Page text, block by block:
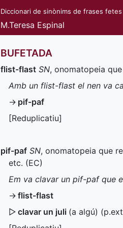
Diccionari de sinònims de frases fetes
M.Teresa Espinal
BUFETADA
flist-flast SN, onomatopeia
Amb un flist-flast el nen va
→ pif-paf
[Reduplicatiu]
pif-paf SN, onomatopeia que
etc. (EC)
Em va clavar un pif-paf que
→ flist-flast
▷ clavar un juli (a algú) (